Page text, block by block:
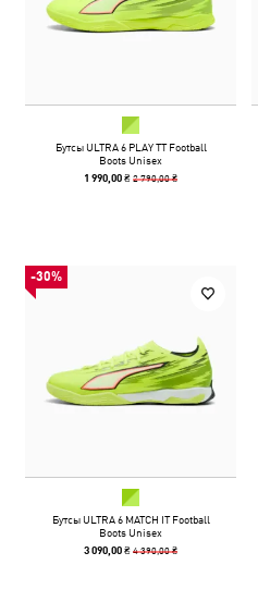
Бутсы ULTRA 6 PLAY TT Football
Boots Unisex
1 990,00 ₴2 790,00 ₴
-30%
Бутсы ULTRA 6 MATCH IT Football
Boots Unisex
3 090,00 ₴4 390,00 ₴